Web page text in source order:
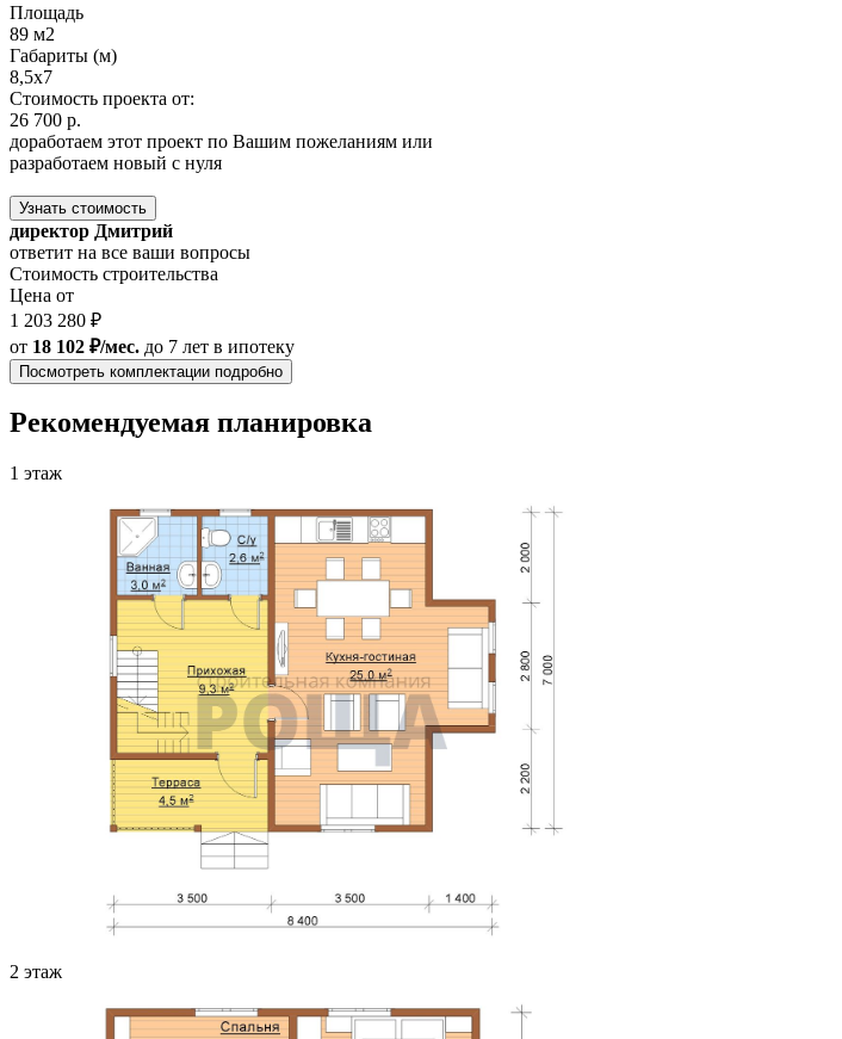
Площадь
89 м2
Габариты (м)
8,5x7
Стоимость проекта от:
26 700 р.
доработаем этот проект по Вашим пожеланиям или
разработаем новый с нуля
Узнать стоимость
директор Дмитрий
ответит на все ваши вопросы
Стоимость строительства
Цена от
1 203 280 ₽
от 18 102 ₽/мес. до 7 лет в ипотеку
Посмотреть комплектации подробно
Рекомендуемая планировка
1 этаж
2 этаж